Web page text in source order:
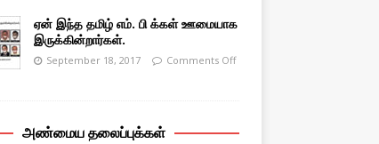
ஏன் இந்த தமிழ் எம். பி க்கள் ஊமையாக
இருக்கின்றார்கள்.
September 18, 2017 Comments Off
அண்மைய தலைப்புக்கள்